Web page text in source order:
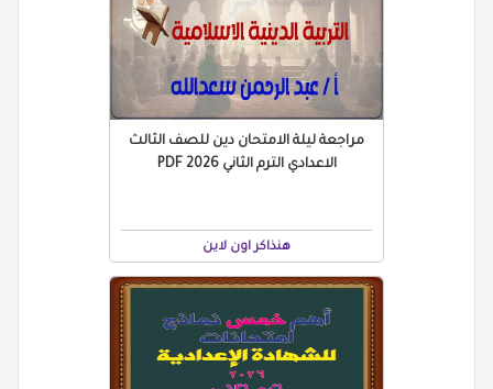
مراجعة ليلة الامتحان دين للصف الثالث
الاعدادي الترم الثاني 2026 PDF
هنذاكر اون لاين